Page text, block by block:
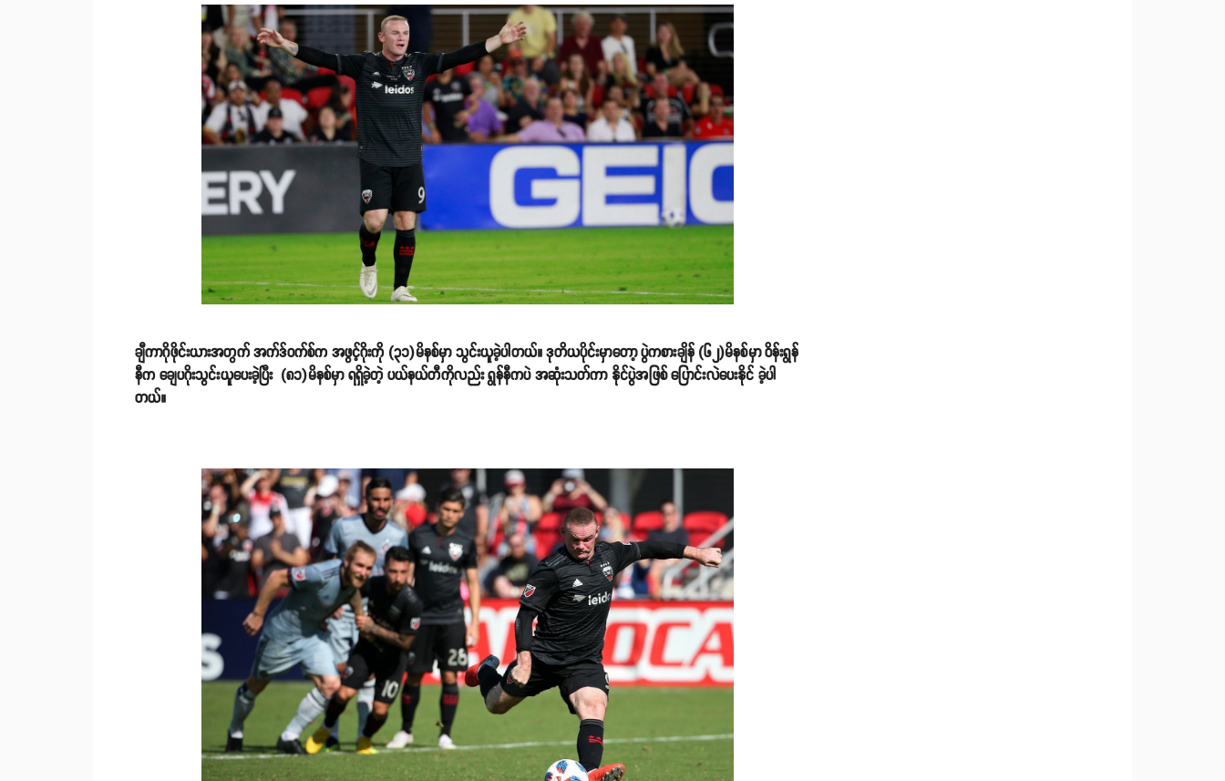
ချီကာဂိုဖိုင်းယားအတွက် အက်ဒ်ဝက်စ်က အဖွင့်ဂိုးကို (၃၁)မိနစ်မှာ သွင်းယူခဲ့ပါတယ်။ ဒုတိယပိုင်းမှာတော့ ပွဲကစားချိန် (၆၂)မိနစ်မှာ ဝိန်းရွန်
နီက ချေပဂိုးသွင်းယူပေးခဲ့ပြီး (၈၁)မိနစ်မှာ ရရှိခဲ့တဲ့ ပယ်နယ်တီကိုလည်း ရွန်နီကပဲ အဆုံးသတ်ကာ နိုင်ပွဲအဖြစ် ပြောင်းလဲပေးနိုင် ခဲ့ပါ
တယ်။